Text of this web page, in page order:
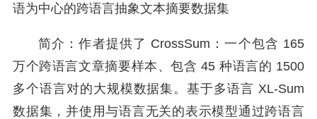
语为中心的跨语言抽象文本摘要数据集
简介：作者提供了 CrossSum：一个包含 165
万个跨语言文章摘要样本、包含 45 种语言的 1500
多个语言对的大规模数据集。基于多语言 XL-Sum
数据集，并使用与语言无关的表示模型通过跨语言